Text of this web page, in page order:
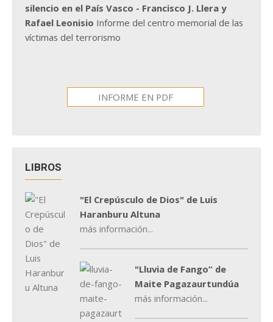
silencio en el País Vasco - Francisco J. Llera y
Rafael Leonisio Informe del centro memorial de las
víctimas del terrorismo
INFORME EN PDF
LIBROS
"El Crepúsculo de Dios" de Luis
Haranburu Altuna
más información...
"Lluvia de Fango” de
Maite Pagazaurtundúa
más información...